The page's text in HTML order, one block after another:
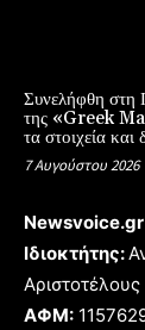
Συνελήφθη στη
της «Greek
τα στοιχεία και
7 Αυγούστου 2026
Newsvoice.gr
Ιδιοκτήτης:
ΑΦΜ: